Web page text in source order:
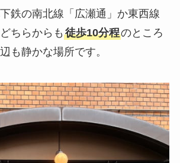
鉄の南北線「広瀬通」か東西線
ちらからも 徒歩10分程のところ
も静かな場所です。